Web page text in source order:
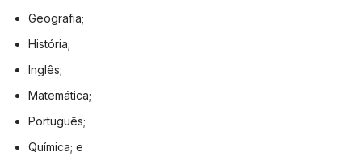
Geografia;
História;
Inglês;
Matemática;
Português;
Química; e